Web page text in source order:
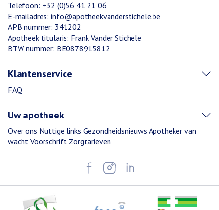
Telefoon: +32 (0)56 41 21 06
E-mailadres: info@apotheekvanderstichele.be
APB nummer: 341202
Apotheek titularis: Frank Vander Stichele
BTW nummer: BE0878915812
Klantenservice
FAQ
Uw apotheek
Over ons Nuttige links Gezondheidsnieuws Apotheker van
wacht Voorschrift Zorgtarieven